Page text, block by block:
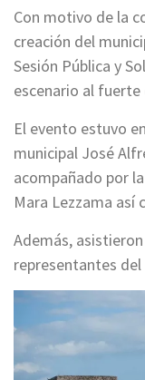
Con motivo de la
creación del
Sesión Pública y
escenario al fuerte
El evento estuvo
municipal José
acompañado por
Mara Lezzama así
Además,
representantes